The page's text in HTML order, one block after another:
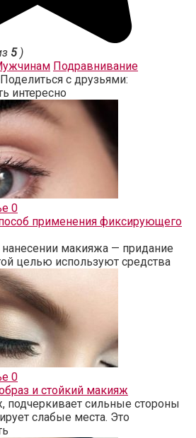
5)
Подравнивание
с друзьями:
интересно
0
применения фиксирующего
макияжа — придание
целью используют средства
0
и стойкий макияж
подчеркивает сильные стороны
слабые места. Это